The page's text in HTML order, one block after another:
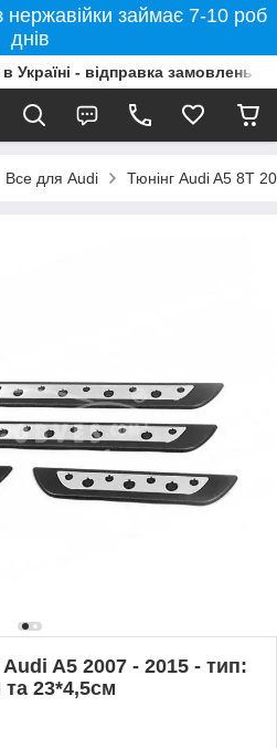
нержавійки займає 7-10 роб
днів
в Україні - відправка замовлень
Все для Audi Тюнінг Audi A5 8T
A5 2007 - 2015 - тип:
та 23*4,5см